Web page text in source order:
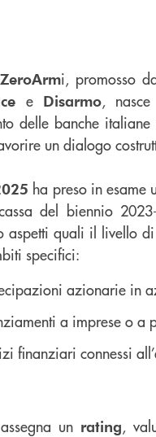
i, promosso
e Disarmo,
delle banche
un dialogo
ha preso in
del biennio
aspetti quali il livello
specifici:
azionarie in
a imprese o a
finanziari connessi
assegna un rating,